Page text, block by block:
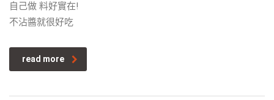
自己做 料好實在!
不沾醬就很好吃
read more